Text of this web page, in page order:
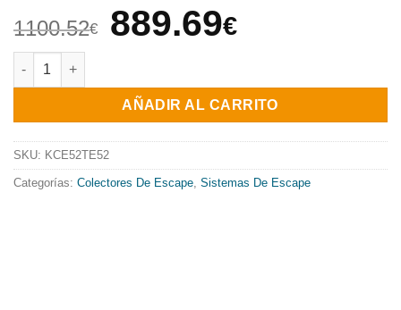
1100.52€
El
original
era:
1100.52€.
889.69€El
actual
es:
889.69€.
COLECTOR DE ESCAPE TUBULAR INOXIDABLE / AUDI 90
AÑADIR AL CARRITO
SKU: KCE52TE52
Categorías: Colectores De Escape Sistemas De Escape